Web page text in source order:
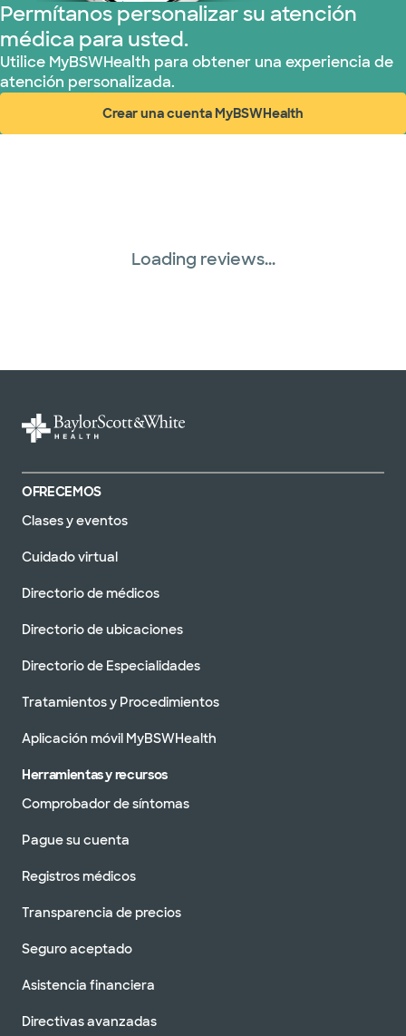
Permítanos personalizar su atención
médica para usted.
Utilice MyBSWHealth para obtener una experiencia de
atención personalizada.
Crear una cuenta MyBSWHealth
(abre en ventana nueva)
Loading reviews...
OFRECEMOS
Clases y eventos
Cuidado virtual
Directorio de médicos
Directorio de ubicaciones
Directorio de Especialidades
Tratamientos y Procedimientos
Aplicación móvil MyBSWHealth
Herramientas y recursos
Comprobador de síntomas
Pague su cuenta
Registros médicos
Transparencia de precios
Seguro aceptado
Asistencia financiera
Directivas avanzadas